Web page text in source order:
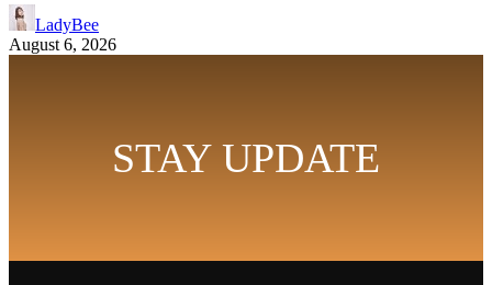
LadyBee
August 6, 2026
STAY UPDATE